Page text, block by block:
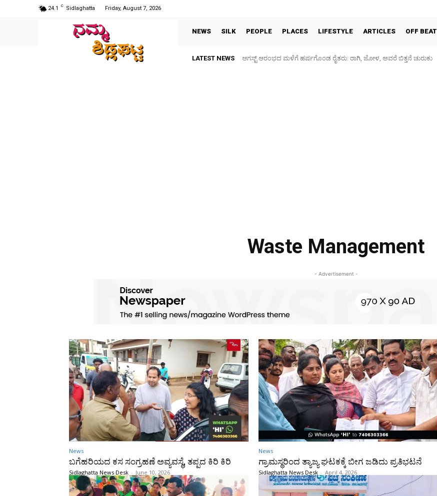
24.1 C Sidlaghatta Friday, August 7, 2026
NEWS SILK PEOPLE PLACES LIFESTYLE ARTICLES OFF BEAT
LATEST NEWS ಆಗಸ್ಟ್ ಆರಂಭದ ಮಳೆಗೆ ಹರ್ಷಗೊಂಡ ರೈತರು: ರಾಗಿ, ಜೋಳ, ಅವರೆ ಬಿತ್ತನೆ ಚುರುಕು
Waste Management
- Advertisement -
News
ಬಗೆಹರಿಯದ ಕಸ ಸಂಗ್ರಹಣೆ ಅವ್ಯವಸ್ಥೆ, ತಪ್ಪದ ಕಿರಿ ಕಿರಿ
Sidlaghatta News Desk - June 10, 2026
News
ಗ್ರಾಮಸ್ಥರಿಂದ ತ್ಯಾಜ್ಯ ಘಟಕಕ್ಕೆ ಬೀಗ ಜಡಿದು ಪ್ರತಿಭಟನೆ
Sidlaghatta News Desk - April 4, 2026